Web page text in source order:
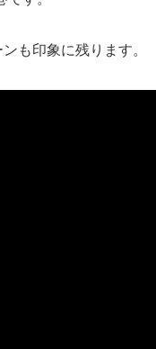
も印象に残ります。